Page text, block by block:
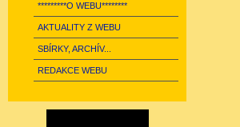
*********O WEBU********
AKTUALITY Z WEBU
SBÍRKY, ARCHÍV...
REDAKCE WEBU